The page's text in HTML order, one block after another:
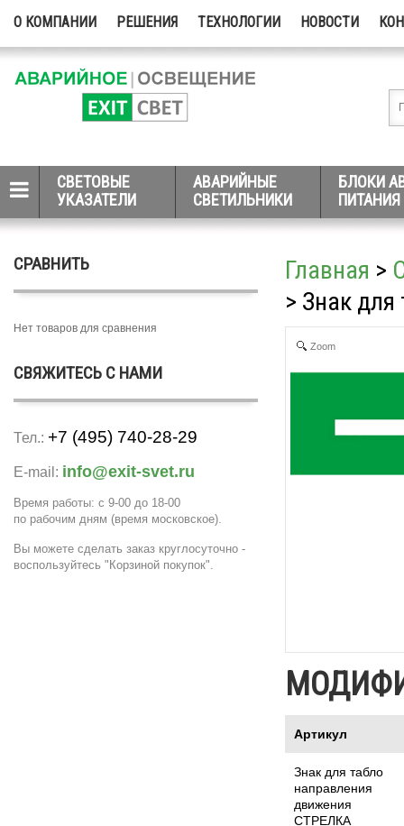
О КОМПАНИИ РЕШЕНИЯ ТЕХНОЛОГИИ НОВОСТИ
СВЕТОВЫЕ
УКАЗАТЕЛИ
АВАРИЙНЫЕ
СВЕТИЛЬНИКИ
БЛОКИ
ПИТАНИЯ
СРАВНИТЬ
Нет товаров для сравнения
СВЯЖИТЕСЬ С НАМИ
Тел.: +7 (495) 740-28-29
E-mail: info@exit-svet.ru
Время работы: с 9-00 до 18-00
по рабочим дням (время московское).
Вы можете сделать заказ круглосуточно -
воспользуйтесь "Корзиной покупок".
Главная >
> Знак
Zoom
Артикул
Знак для табло
направления
движения
СТРЕЛКА